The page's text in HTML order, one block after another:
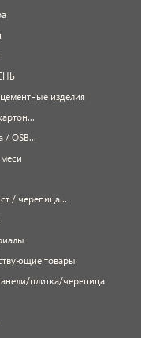
изделия
/ OSB...
/ черепица...
товары
плитка/черепица